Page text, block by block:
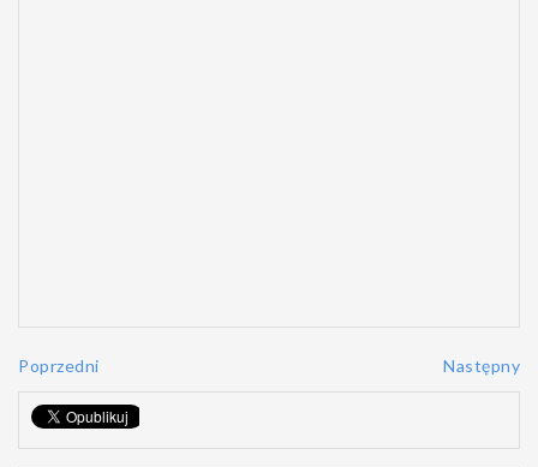
Poprzedni Następny